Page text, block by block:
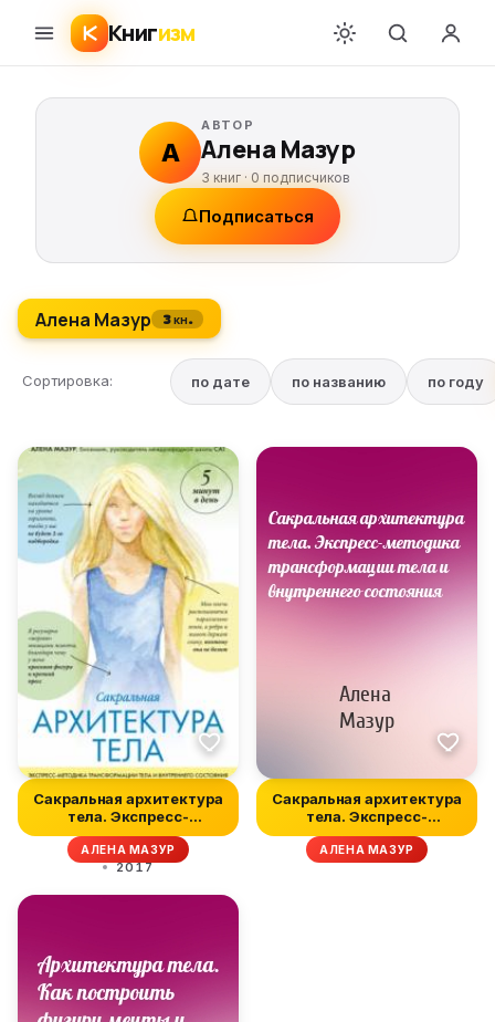
Книгизм
А
АВТОР
Алена Мазур
3 книг ·0 подписчиков
Подписаться
Алена Мазур 3 кн.
Сортировка: по дате по названию по году
Сакральная архитектура
тела. Экспресс-
методика тра...
АЛЕНА МАЗУР
2017
Сакральная архитектура
тела. Экспресс-
методика тра...
АЛЕНА МАЗУР